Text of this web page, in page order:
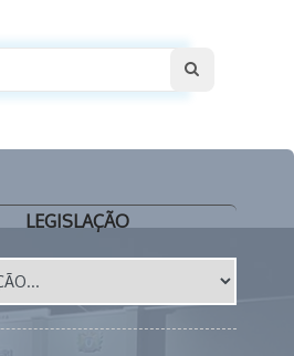
LEGISLAÇÃO